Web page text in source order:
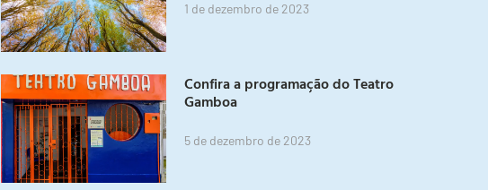
1 de dezembro de 2023
Confira a programação do Teatro
Gamboa
5 de dezembro de 2023